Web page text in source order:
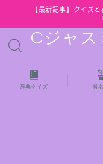
【最新記事】クイズ
Cジャス
MENU
HOME
辞典クイズ 科